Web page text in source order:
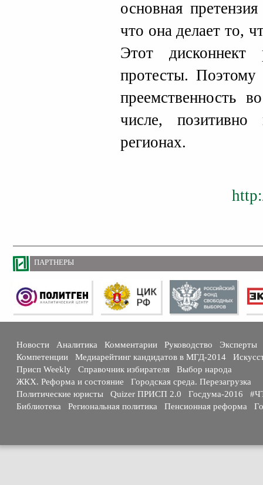
основная
что она делает то,
Этот дисконнект
протесты. Поэтому
преемственность
числе,
регионах.
ПАРТНЕРЫ
Новости Аналитика Комментарии Руководство
Эксперты
Компетенции
Медиарейтинг кандидатов в МГД-2014
Присп Weekly
Справочник избирателя
Выбор народа
ЖКХ. Реформа и состояние
Городская среда. Перезагрузка
Политические юристы
Quizer ПРИСП 2.0 Госдума-2016
Библиотека
Региональная политика Пенсионная реформа